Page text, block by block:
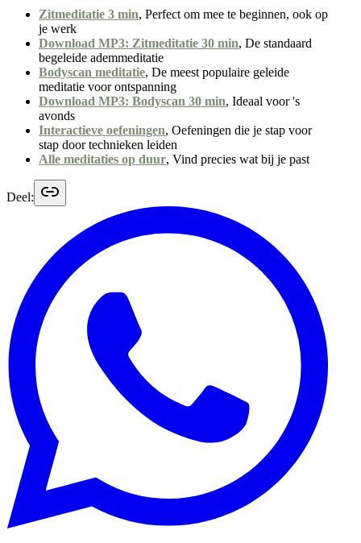
Zitmeditatie 3 min, Perfect om mee te beginnen, ook op
je werk
Download MP3: Zitmeditatie 30 min, De standaard
begeleide ademmeditatie
Bodyscan meditatie, De meest populaire geleide
meditatie voor ontspanning
Download MP3: Bodyscan 30 min, Ideaal voor 's
avonds
Interactieve oefeningen, Oefeningen die je stap voor
stap door technieken leiden
Alle meditaties op duur, Vind precies wat bij je past
Deel: